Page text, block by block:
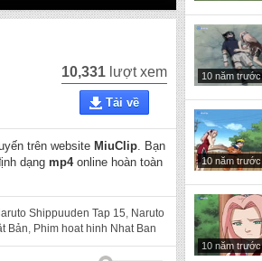
10,331 lượt xem
Tải về
trên website MiuClip. Bạn
dạng mp4online hoàn toàn
Shippuuden Tap 15, Naruto
Bản, Phim hoat hinh Nhat Ban
10 năm trước
10 năm trước
10 năm trước